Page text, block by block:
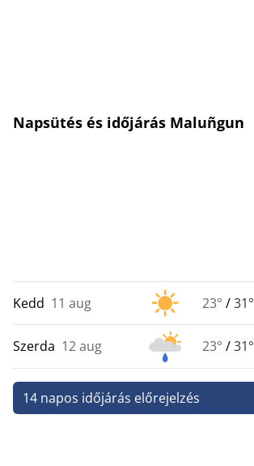
Napsütés és időjárás Maluñgun
Kedd 11 aug 23° /31°
Szerda 12 aug 23° /31°
14 napos időjárás előrejelzés